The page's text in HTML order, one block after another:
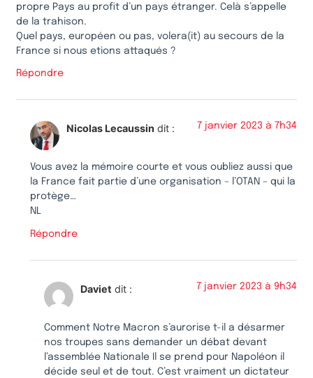
propre Pays au profit d’un pays étranger. Celà s’appelle
de la trahison.
Quel pays, européen ou pas, volera(it) au secours de la
France si nous etions attaqués ?
Répondre
Nicolas Lecaussin dit : 7 janvier 2023 à 7h34
Vous avez la mémoire courte et vous oubliez aussi que
la France fait partie d’une organisation – l’OTAN – qui la
protège…
NL
Répondre
Daviet dit : 7 janvier 2023 à 9h34
Comment Notre Macron s’aurorise t-il a désarmer
nos troupes sans demander un débat devant
l’assemblée Nationale Il se prend pour Napoléon il
décide seul et de tout. C’est vraiment un dictateur